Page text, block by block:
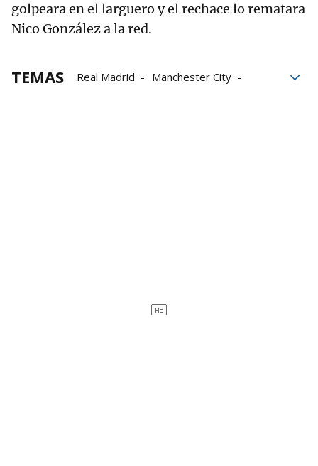
golpeara en el larguero y el rechace lo rematara
Nico González a la red.
TEMAS Real Madrid
Manchester City